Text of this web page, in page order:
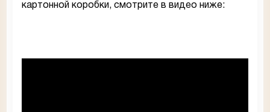
картонной коробки, смотрите в видео ниже: